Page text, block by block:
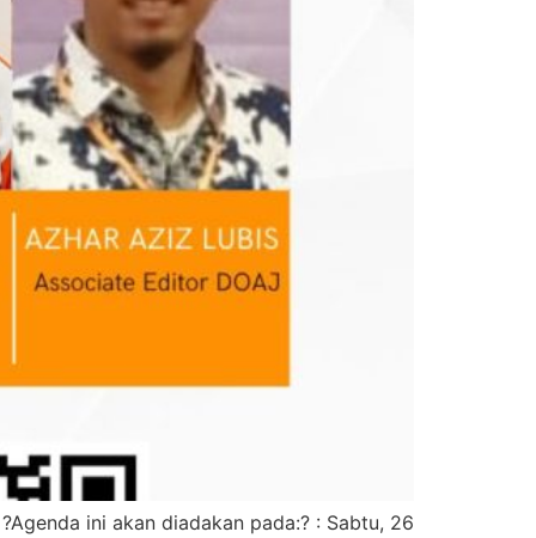
ini akan diadakan pada:?️ : Sabtu, 26